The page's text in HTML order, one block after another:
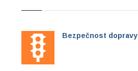
Bezpečnost dopravy